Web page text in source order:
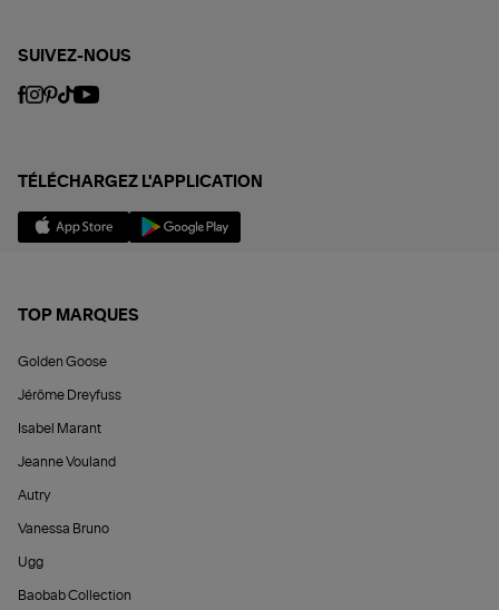
SUIVEZ-NOUS
TÉLÉCHARGEZ L'APPLICATION
TOP MARQUES
Golden Goose
Jérôme Dreyfuss
Isabel Marant
Jeanne Vouland
Autry
Vanessa Bruno
Ugg
Baobab Collection